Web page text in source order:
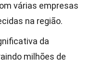
várias empresas
na região.
da
milhões de